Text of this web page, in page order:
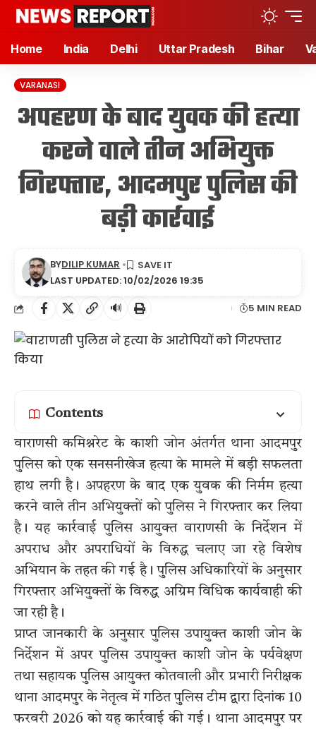
Home India Delhi Uttar Pradesh Bihar
VARANASI
अपहरण के बाद युवक की हत्या
करने वाले तीन अभियुक्त
गिरफ्तार, आदमपुर पुलिस की
बड़ी कार्रवाई
LAST UPDATED: 10/02/2026 19:35
BYDILIP KUMAR
🔊 5 MIN READ
Contents
वाराणसी कमिश्नरेट के काशी जोन अंतर्गत थाना आदमपुर
पुलिस को एक सनसनीखेज हत्या के मामले में बड़ी सफलता
हाथ लगी है। अपहरण के बाद एक युवक की निर्मम हत्या
करने वाले तीन अभियुक्तों को पुलिस ने गिरफ्तार कर लिया
है। यह कार्रवाई पुलिस आयुक्त वाराणसी के निर्देशन में
अपराध और अपराधियों के विरुद्ध चलाए जा रहे विशेष
अभियान के तहत की गई है। पुलिस अधिकारियों के अनुसार
गिरफ्तार अभियुक्तों के विरुद्ध अग्रिम विधिक कार्यवाही की
जा रही है।
प्राप्त जानकारी के अनुसार पुलिस उपायुक्त काशी जोन के
निर्देशन में अपर पुलिस उपायुक्त काशी जोन के पर्यवेक्षण
तथा सहायक पुलिस आयुक्त कोतवाली और प्रभारी निरीक्षक
थाना आदमपुर के नेतृत्व में गठित पुलिस टीम द्वारा दिनांक 10
फरवरी 2026 को यह कार्रवाई की गई। थाना आदमपुर पर